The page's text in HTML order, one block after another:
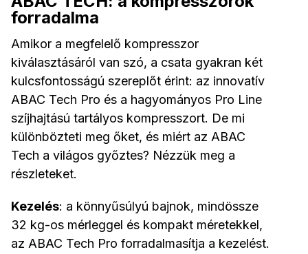
forradalma
Amikor a megfelelő kompresszor
kiválasztásáról van szó, a csata gyakran két
kulcsfontosságú szereplőt érint: az innovatív
ABAC Tech Pro és a hagyományos Pro Line
szíjhajtású tartályos kompresszort. De mi
különbözteti meg őket, és miért az ABAC
Tech a világos győztes? Nézzük meg a
részleteket.
Kezelés: a könnyűsúlyú bajnok, mindössze
32 kg-os mérleggel és kompakt méretekkel,
az ABAC Tech Pro forradalmasítja a kezelést.